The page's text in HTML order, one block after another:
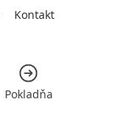
Kontakt
Pokladňa